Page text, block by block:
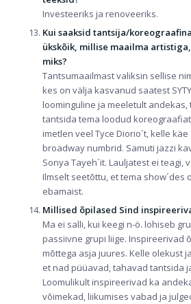
Investeeriks ja renoveeriks.
Kui saaksid tantsija/
ükskõik, millise maailma
miks?
Tantsumaailmast valiksin sellise
kes on välja kasvanud saatest
loominguline ja meeletult andekas,
tantsida tema loodud
imetlen veel Tyce Diorio´t, kelle
broadway numbrid. Samuti jazzi
Sonya Tayeh´it. Lauljatest ei teagi,
Ilmselt seetõttu, et tema show´des
ebamaist.
Millised õpilased Sind
Ma ei salli, kui keegi n-ö. lohiseb
passiivne grupi liige. Inspireerivad
mõttega asja juures. Kelle olekust
et nad püüavad, tahavad tantsida
Loomulikult inspireerivad ka
võimekad, liikumises vabad ja